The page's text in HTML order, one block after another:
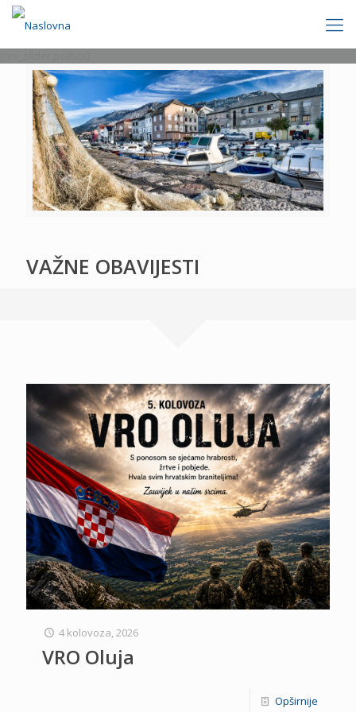
VAŽNE OBAVIJESTI
4 kolovoza, 2026
VRO Oluja
Opširnije